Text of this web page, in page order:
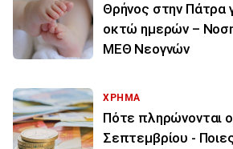
Θρήνος στην Πάτρα
οκτώ ημερών –
ΜΕΘ Νεογνών
ΧΡΗΜΑ
Πότε πληρώνονται
Σεπτεμβρίου -